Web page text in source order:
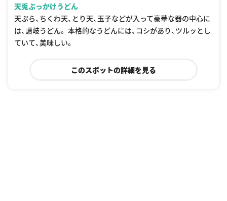
天兎ぶっかけうどん
天ぷら、ちくわ天、とり天、玉子などが入って豪華な器の中心に
は、讃岐うどん。 本格的なうどんには、コシがあり、ツルッとし
ていて、美味しい。
このスポットの詳細を見る